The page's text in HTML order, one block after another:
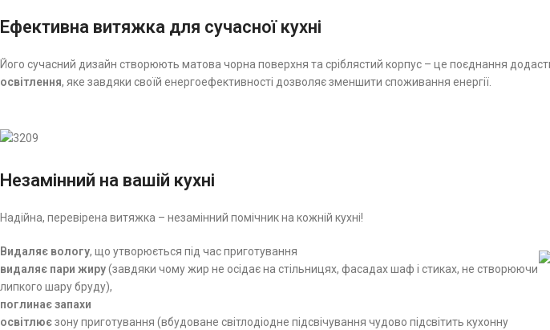
Ефективна витяжка для сучасної кухні
Його сучасний дизайн створюють матова чорна поверхня та сріблястий корпус – це поєднання
освітлення, яке завдяки своїй енергоефективності дозволяє зменшити споживання енергії.
Незамінний на вашій кухні
Надійна, перевірена витяжка – незамінний помічник на кожній кухні!
Видаляє вологу, що утворюється під час приготування
видаляє пари жиру(завдяки чому жир не осідає на стільницях, фасадах шаф і стиках, не створюючи
липкого шару бруду),
поглинає запахи
освітлюєзону приготування (вбудоване світлодіодне підсвічування чудово підсвітить кухонну